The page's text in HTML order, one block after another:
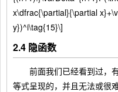
x\dfrac{\partial}{\partial
y})^i\tag{15}\]
2.4 隐函数
前面我们已经看到过，有
等式呈现的，并且无法或很